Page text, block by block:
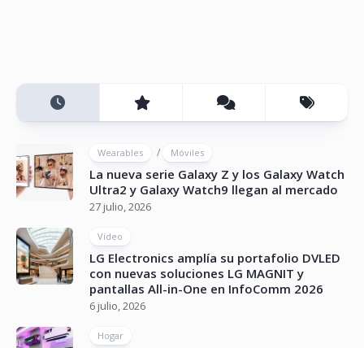
Wearables / Móviles
La nueva serie Galaxy Z y los Galaxy Watch
Ultra2 y Galaxy Watch9 llegan al mercado
27 julio, 2026
Vídeo
LG Electronics amplía su portafolio DVLED
con nuevas soluciones LG MAGNIT y
pantallas All-in-One en InfoComm 2026
6 julio, 2026
Hogar